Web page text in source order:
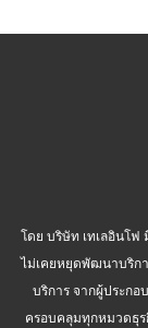
โดย บริษัท เทเลอินโฟ
ไม่เคยหยุดพัฒนาบริก
บริการ จากผู้ประก
ครอบคลุมทุกหมวดธุร